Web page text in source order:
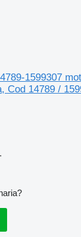
1599307
Cod 14789 /